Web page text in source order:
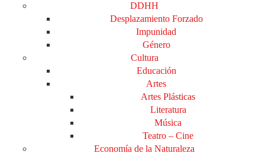
DDHH
Desplazamiento Forzado
Impunidad
Género
Cultura
Educación
Artes
Artes Plásticas
Literatura
Música
Teatro – Cine
Economía de la Naturaleza